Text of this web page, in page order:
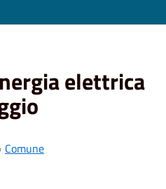
elettrica
Comune